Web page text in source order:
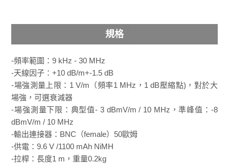
規格
-頻率範圍：9 kHz - 30 MHz
-天線因子：+10 dB/m+-1.5 dB
-場強測量上限：1 V/m（頻率1 MHz，1 dB壓縮點)，對於大
場強，可選衰減器
-場強測量下限：典型值- 3 dBmV/m / 10 MHz，準峰值：-8
dBmV/m / 10 MHz
-輸出連接器：BNC（female）50歐姆
-供電：9.6 V /1100 mAh NiMH
-拉桿：長度1 m，重量0.2kg